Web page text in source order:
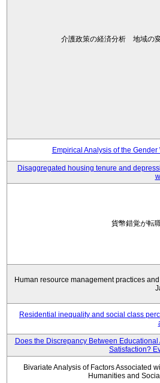
介護政策の経済分析 地域の
Empirical Analysis of the
Disaggregated housing tenure and
貨幣錯覚が転
Human resource management practices
Residential inequality and social class
Does the Discrepancy Between
Satisfaction?
Bivariate Analysis of Factors Associated
Humanities and